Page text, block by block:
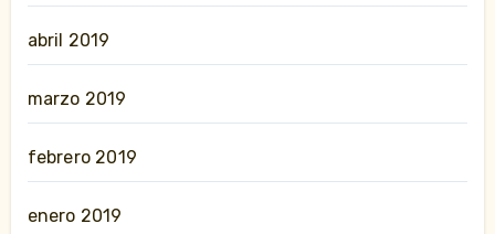
abril 2019
marzo 2019
febrero 2019
enero 2019